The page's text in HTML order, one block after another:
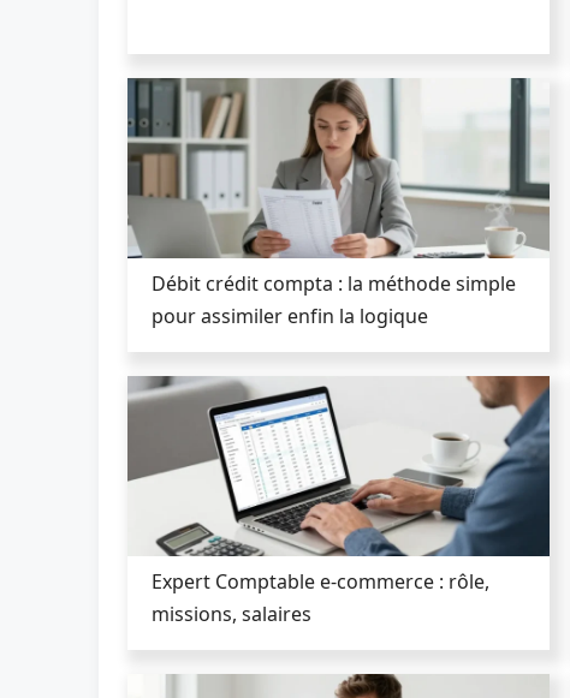
Débit crédit compta : la méthode simple
pour assimiler enfin la logique
Expert Comptable e-commerce : rôle,
missions, salaires